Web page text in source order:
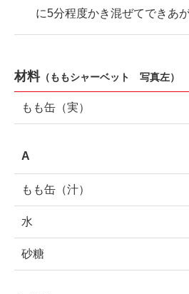
に5分程度かき混ぜてできあが
材料（ももシャーベット 写真左）
もも缶（実）
A
もも缶（汁）
水
砂糖